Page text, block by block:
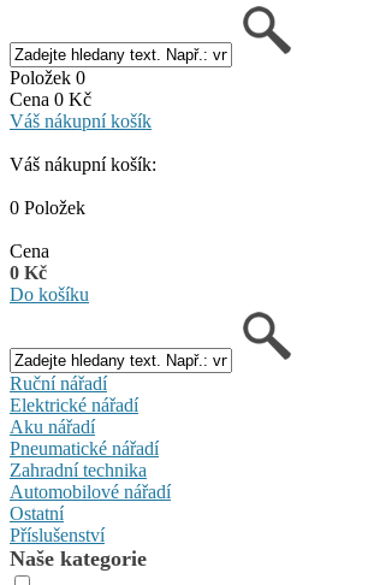
Položek 0
Cena 0 Kč
Váš nákupní košík
Váš nákupní košík:
0 Položek
Cena
0 Kč
Do košíku
Ruční nářadí
Elektrické nářadí
Aku nářadí
Pneumatické nářadí
Zahradní technika
Automobilové nářadí
Ostatní
Příslušenství
Naše kategorie